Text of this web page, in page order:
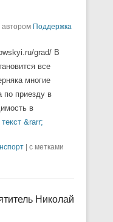
автором Поддержка
grad/ В
все
многие
по приезду в
в
&rarr;
с метками
Николай